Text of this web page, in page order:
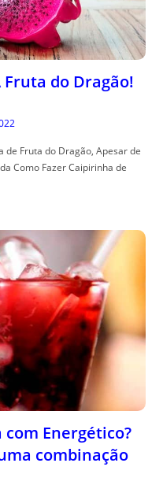
do Dragão!
de Fruta do Dragão, Apesar de
Como Fazer Caipirinha de
Energético?
combinação